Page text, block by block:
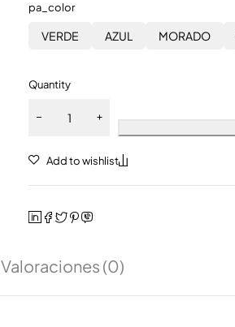
pa_color
VERDE AZUL MORADO
Quantity
Valoraciones (0)